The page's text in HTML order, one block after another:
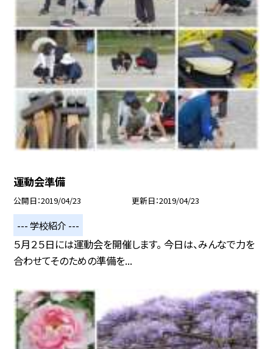
運動会準備
公開日 2019/04/23 更新日 2019/04/23
--- 学校紹介 ---
５月２５日には運動会を開催します。 今日は、みんなで力を
合わせてそのための準備を...